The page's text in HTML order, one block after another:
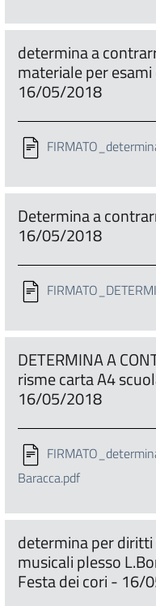
determina a
materiale per
16/05/2018
Determina a
16/05/2018
DETERMINA A
risme carta A4
16/05/2018
Baracca.pdf
determina per
musicali plesso
Festa dei cori - 16/